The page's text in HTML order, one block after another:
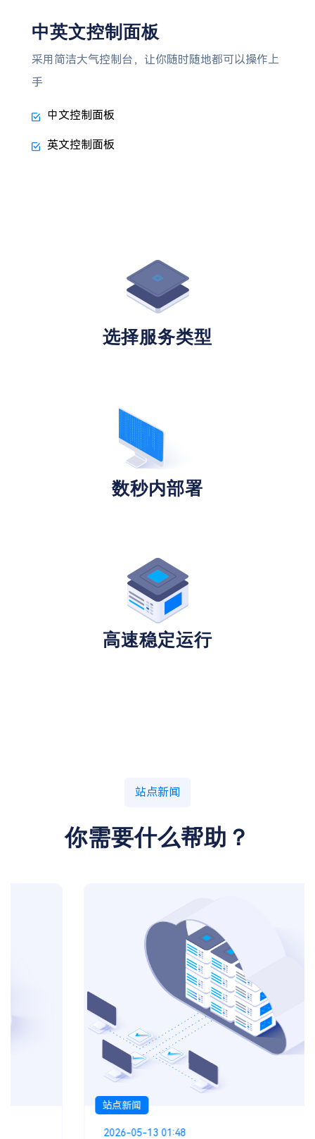
中英文控制面板
采用简洁大气控制台，让你随时随地都可以操作上
手
中文控制面板
英文控制面板
选择服务类型
数秒内部署
高速稳定运行
站点新闻
你需要什么帮助？
2026-05-13 01:48